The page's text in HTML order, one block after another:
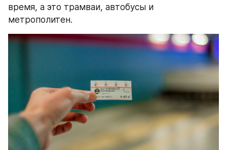
время, а это трамваи, автобусы и
метрополитен.